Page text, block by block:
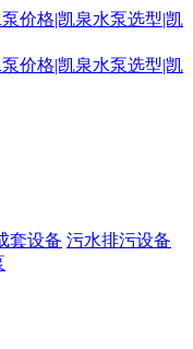
套设备 污水排污设备